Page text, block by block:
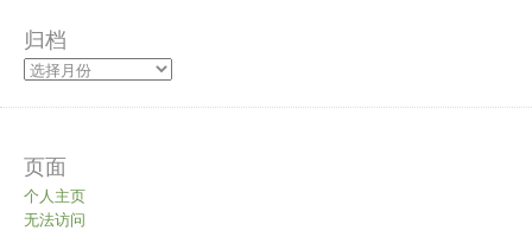
归档
页面
个人主页
无法访问